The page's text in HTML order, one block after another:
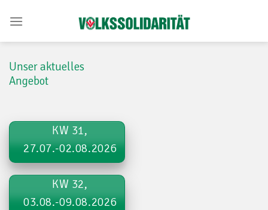
Unser aktuelles
Angebot
KW 31,
27.07.-02.08.2026
KW 32,
03.08.-09.08.2026